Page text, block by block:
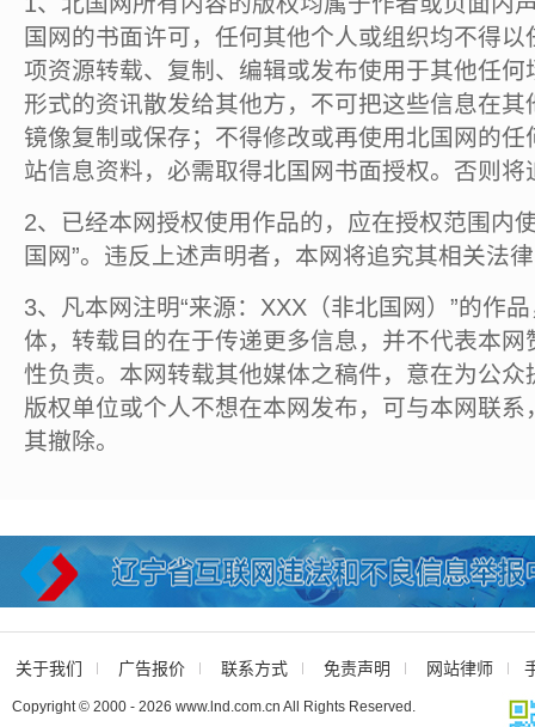
国网的书面许可，任何其他个人或组织均不得
项资源转载、复制、编辑或发布使用于其他任
形式的资讯散发给其他方，不可把这些信息在
镜像复制或保存；不得修改或再使用北国网的
站信息资料，必需取得北国网书面授权。否则将
2、已经本网授权使用作品的，应在授权范围内
国网”。违反上述声明者，本网将追究其相关法
3、凡本网注明“来源：XXX（非北国网）”的作
体，转载目的在于传递更多信息，并不代表本
性负责。本网转载其他媒体之稿件，意在为公
版权单位或个人不想在本网发布，可与本网联
其撤除。
关于我们 广告报价 联系方式 免责声明 网站律师
Copyright © 2000 - 2026 www.lnd.com.cn All Rights Reserved.